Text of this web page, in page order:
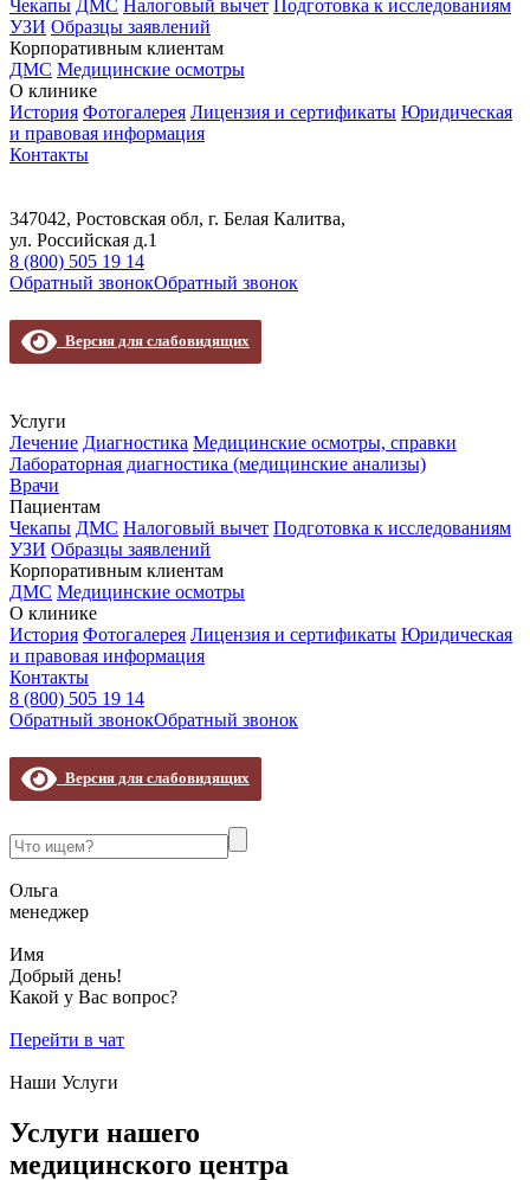
Чекапы ДМС Налоговый вычет
Подготовка к исследованиям
УЗИ Образцы заявлений
Корпоративным клиентам
ДМС Медицинские осмотры
О клинике
История Фотогалерея Лицензия и сертификаты Юридическая
и правовая информация
Контакты
347042, Ростовская обл, г. Белая Калитва,
ул. Российская д.1
8 (800) 505 19 14
Обратный звонокОбратный звонок
Версия для слабовидящих
Услуги
Лечение Диагностика Медицинские осмотры, справки
Лабораторная диагностика (медицинские анализы)
Врачи
Пациентам
Чекапы ДМС Налоговый вычет Подготовка к исследованиям
УЗИ Образцы заявлений
Корпоративным клиентам
ДМС Медицинские осмотры
О клинике
История Фотогалерея Лицензия и сертификаты Юридическая
и правовая информация
Контакты
8 (800) 505 19 14
Обратный звонокОбратный звонок
Версия для слабовидящих
Ольга
менеджер
Имя
Добрый день!
Какой у Вас вопрос?
Перейти в чат
Наши Услуги
Услуги нашего
медицинского центра